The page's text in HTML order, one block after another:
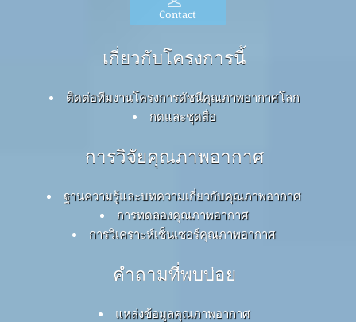
Contact
เกี่ยวกับโครงการนี้
ติดต่อทีมงานโครงการดัชนีคุณภาพอากาศโลก
กดและชุดสื่อ
การวิจัยคุณภาพอากาศ
ฐานความรู้และบทความเกี่ยวกับคุณภาพอากาศ
การทดลองคุณภาพอากาศ
การวิเคราะห์เซ็นเซอร์คุณภาพอากาศ
คำถามที่พบบ่อย
แหล่งข้อมูลคุณภาพอากาศ